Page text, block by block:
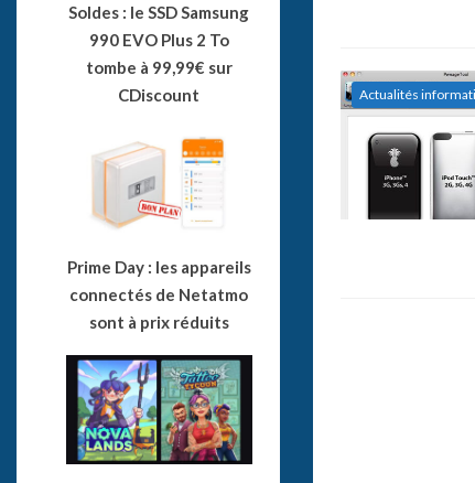
Actualités
Soldes : le SSD Samsung
990 EVO Plus 2 To
tombe à 99,99€ sur
CDiscount
Prime Day : les appareils
connectés de Netatmo
sont à prix réduits